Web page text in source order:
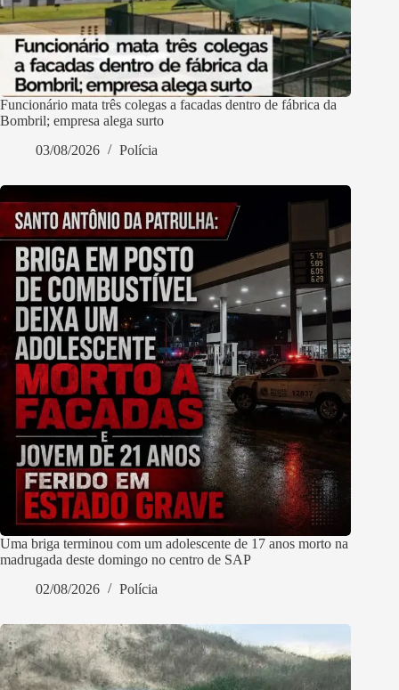
Funcionário mata três colegas a facadas dentro de fábrica da
Bombril; empresa alega surto
03/08/2026
Polícia
Uma briga terminou com um adolescente de 17 anos morto na
madrugada deste domingo no centro de SAP
02/08/2026
Polícia